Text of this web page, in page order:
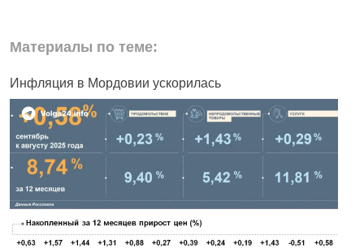
Материалы по теме:
Инфляция в Мордовии ускорилась